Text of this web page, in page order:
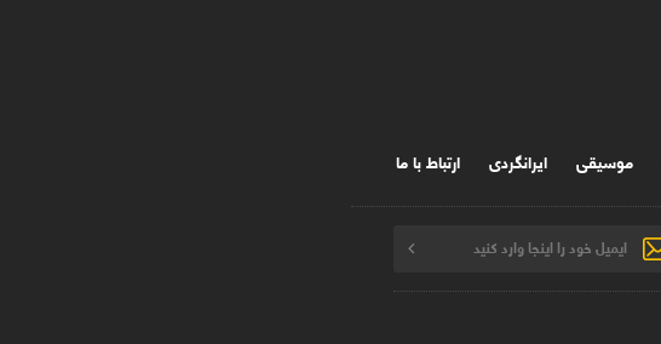
موسیقی ایرانگردی ارتباط با ما